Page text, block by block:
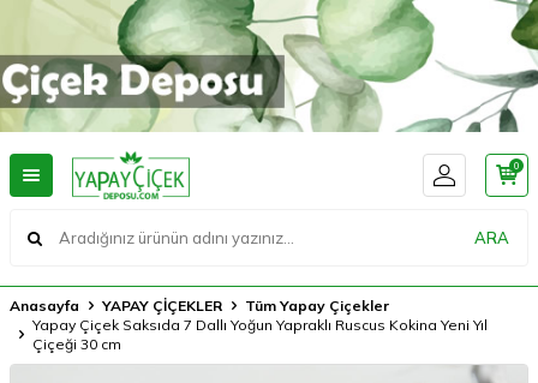
ARA
0
Anasayfa YAPAY ÇİÇEKLER
Tüm Yapay Çiçekler
Yapay Çiçek Saksıda 7 Dallı Yoğun Yapraklı Ruscus Kokina Yeni Yıl
Çiçeği 30 cm